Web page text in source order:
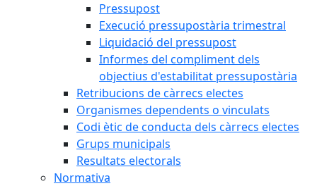
Pressupost
Execució pressupostària trimestral
Liquidació del pressupost
Informes del compliment dels
objectius d'estabilitat pressupostària
Retribucions de càrrecs electes
Organismes dependents o vinculats
Codi ètic de conducta dels càrrecs electes
Grups municipals
Resultats electorals
Normativa